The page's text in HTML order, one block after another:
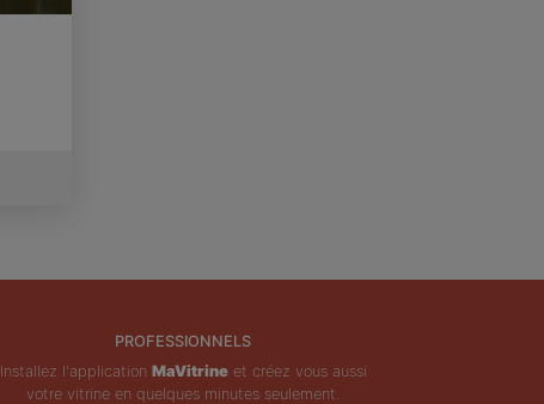
PROFESSIONNELS
Installez l'application MaVitrineet créez vous aussi
votre vitrine en quelques minutes seulement.